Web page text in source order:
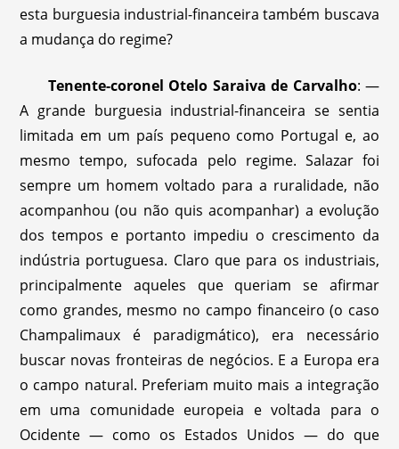
esta burguesia industrial-financeira também buscava
a mudança do regime?
Tenente-coronel Otelo Saraiva de Carvalho: —
A grande burguesia industrial-financeira se sentia
limitada em um país pequeno como Portugal e, ao
mesmo tempo, sufocada pelo regime. Salazar foi
sempre um homem voltado para a ruralidade, não
acompanhou (ou não quis acompanhar) a evolução
dos tempos e portanto impediu o crescimento da
indústria portuguesa. Claro que para os industriais,
principalmente aqueles que queriam se afirmar
como grandes, mesmo no campo financeiro (o caso
Champalimaux é paradigmático), era necessário
buscar novas fronteiras de negócios. E a Europa era
o campo natural. Preferiam muito mais a integração
em uma comunidade europeia e voltada para o
Ocidente — como os Estados Unidos — do que